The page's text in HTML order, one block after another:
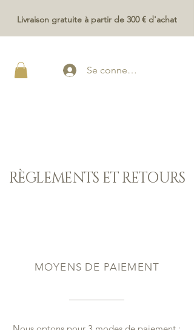
Livraison gratuite à partir de 300 € d'achat
Se connecter
RÈGLEMENTS ET RETOURS
MOYENS DE PAIEMENT